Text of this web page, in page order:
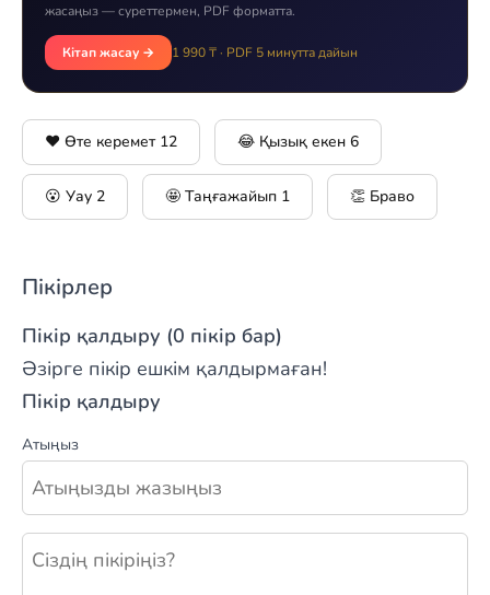
жасаңыз — суреттермен, PDF форматта.
Кітап жасау → 1 990 ₸ · PDF 5 минутта дайын
❤️ Өте керемет 12 😂 Қызық екен 6
😮 Уау 2 🤩 Таңғажайып 1 👏 Браво
Пікірлер
Пікір қалдыру (0 пікір бар)
Әзірге пікір ешкім қалдырмаған!
Пікір қалдыру
Атыңыз
Жаңа пікір қалдыру